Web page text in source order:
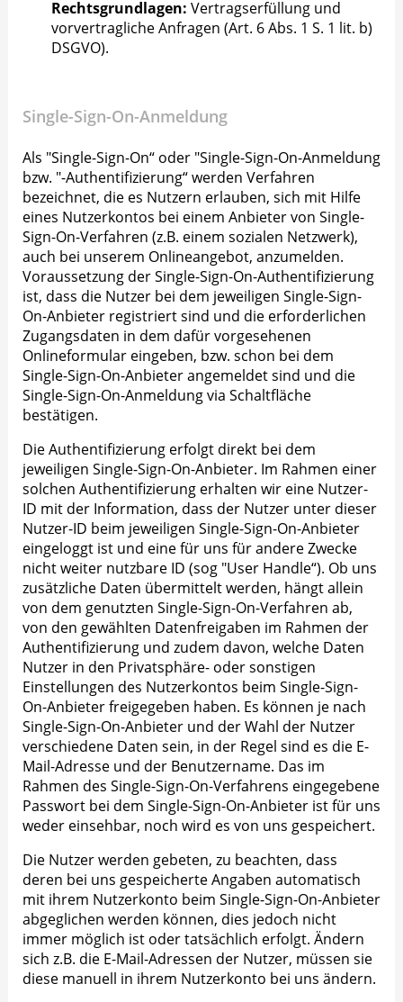
Rechtsgrundlagen: Vertragserfüllung und
vorvertragliche Anfragen (Art. 6 Abs. 1 S. 1 lit. b)
DSGVO).
Single-Sign-On-Anmeldung
Als "Single-Sign-On“ oder "Single-Sign-On-Anmeldung
bzw. "-Authentifizierung“ werden Verfahren
bezeichnet, die es Nutzern erlauben, sich mit Hilfe
eines Nutzerkontos bei einem Anbieter von Single-
Sign-On-Verfahren (z.B. einem sozialen Netzwerk),
auch bei unserem Onlineangebot, anzumelden.
Voraussetzung der Single-Sign-On-Authentifizierung
ist, dass die Nutzer bei dem jeweiligen Single-Sign-
On-Anbieter registriert sind und die erforderlichen
Zugangsdaten in dem dafür vorgesehenen
Onlineformular eingeben, bzw. schon bei dem
Single-Sign-On-Anbieter angemeldet sind und die
Single-Sign-On-Anmeldung via Schaltfläche
bestätigen.
Die Authentifizierung erfolgt direkt bei dem
jeweiligen Single-Sign-On-Anbieter. Im Rahmen einer
solchen Authentifizierung erhalten wir eine Nutzer-
ID mit der Information, dass der Nutzer unter dieser
Nutzer-ID beim jeweiligen Single-Sign-On-Anbieter
eingeloggt ist und eine für uns für andere Zwecke
nicht weiter nutzbare ID (sog "User Handle“). Ob uns
zusätzliche Daten übermittelt werden, hängt allein
von dem genutzten Single-Sign-On-Verfahren ab,
von den gewählten Datenfreigaben im Rahmen der
Authentifizierung und zudem davon, welche Daten
Nutzer in den Privatsphäre- oder sonstigen
Einstellungen des Nutzerkontos beim Single-Sign-
On-Anbieter freigegeben haben. Es können je nach
Single-Sign-On-Anbieter und der Wahl der Nutzer
verschiedene Daten sein, in der Regel sind es die E-
Mail-Adresse und der Benutzername. Das im
Rahmen des Single-Sign-On-Verfahrens eingegebene
Passwort bei dem Single-Sign-On-Anbieter ist für uns
weder einsehbar, noch wird es von uns gespeichert.
Die Nutzer werden gebeten, zu beachten, dass
deren bei uns gespeicherte Angaben automatisch
mit ihrem Nutzerkonto beim Single-Sign-On-Anbieter
abgeglichen werden können, dies jedoch nicht
immer möglich ist oder tatsächlich erfolgt. Ändern
sich z.B. die E-Mail-Adressen der Nutzer, müssen sie
diese manuell in ihrem Nutzerkonto bei uns ändern.